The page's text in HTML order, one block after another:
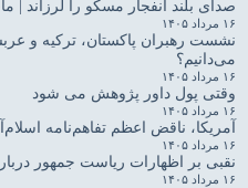
صدای بلند انفجار مسکو را لرزاند |
۱۶ مرداد ۱۴۰۵
نشست رهبران پاکستان، ترکیه و
می‌دانیم؟
۱۶ مرداد ۱۴۰۵
وقتی پول داور پژوهش می شود
۱۶ مرداد ۱۴۰۵
آمریکا، ناقض اعظم تفاهم‌نامه
۱۶ مرداد ۱۴۰۵
نقبی بر اظهارات ریاست جمهور
۱۶ مرداد ۱۴۰۵